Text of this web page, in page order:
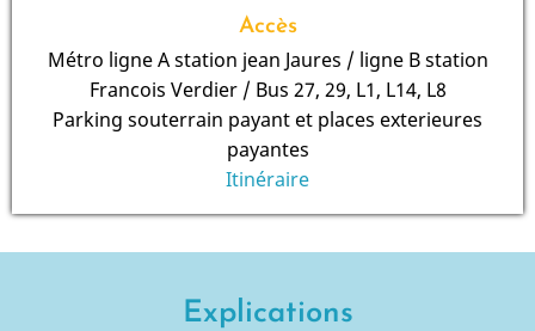
Accès
Métro ligne A station jean Jaures / ligne B station
Francois Verdier / Bus 27, 29, L1, L14, L8
Parking souterrain payant et places exterieures
payantes
Itinéraire
Explications